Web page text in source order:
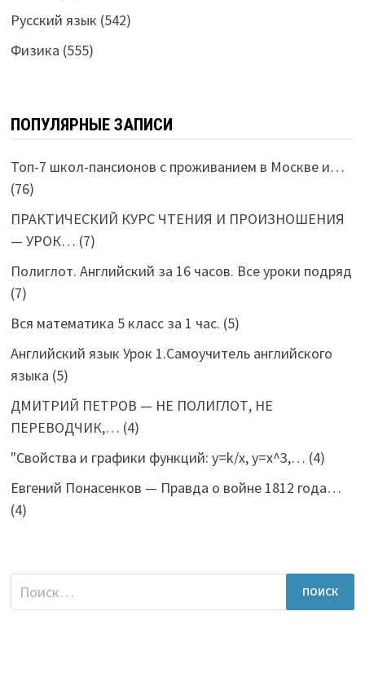
Русский язык (542)
Физика (555)
ПОПУЛЯРНЫЕ ЗАПИСИ
Топ-7 школ-пансионов с проживанием в Москве и…
(76)
ПРАКТИЧЕСКИЙ КУРС ЧТЕНИЯ И ПРОИЗНОШЕНИЯ
— УРОК… (7)
Полиглот. Английский за 16 часов. Все уроки подряд
(7)
Вся математика 5 класс за 1 час. (5)
Английский язык Урок 1.Самоучитель английского
языка (5)
ДМИТРИЙ ПЕТРОВ — НЕ ПОЛИГЛОТ, НЕ
ПЕРЕВОДЧИК,… (4)
"Свойства и графики функций: y=k/x, y=x^3,… (4)
Евгений Понасенков — Правда о войне 1812 года…
(4)
Найти: